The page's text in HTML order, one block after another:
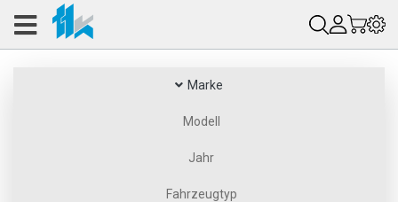
Marke
Modell
Jahr
Fahrzeugtyp